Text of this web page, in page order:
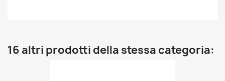
16 altri prodotti della stessa categoria: